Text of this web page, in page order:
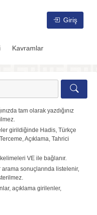
Kavramlar
Giriş
tam olarak yazdığınız
girildiğinde Hadis, Türkçe
Açıklama, Tahrici
VE ile bağlanır.
sonuçlarında listelenir,
açıklama girilenler,